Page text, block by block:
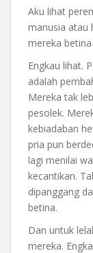
Aku lihat
manusia atau
mereka
Engkau lihat.
adalah
Mereka tak
pesolek.
kebiadaban
pria pun
lagi menilai
kecantikan.
dipanggang
betina.
Dan untuk
mereka.